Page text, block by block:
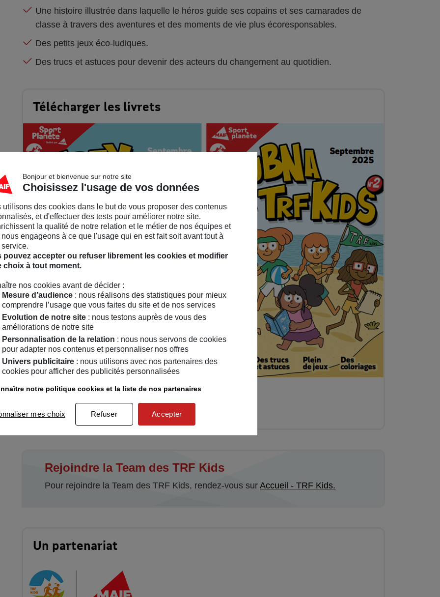
Une histoire illustrée dans laquelle le héros guide ses copains et ses camarades de
classe à travers des aventures et des moments de vie plus écoresponsables.
Des petits jeux éco-ludiques.
Des trucs et astuces pour devenir des acteurs du changement au quotidien.
Télécharger les livrets
N°1 : Marty et la TFR Kids (PDF - 2 Mo)
N°2 : Marty et la TFR Kids (PDF - 3 Mo)
Rejoindre la Team des TRF Kids
Pour rejoindre la Team des TRF Kids, rendez-vous sur Accueil - TRF Kids.
Un partenariat
Bonjour et bienvenue sur notre site
Choisissez l'usage de vos données
utilisons des cookies dans le but de vous proposer des contenus
et d'effectuer des tests pour améliorer notre site.
la qualité de notre relation et le métier de nos équipes et
nous engageons à ce que l'usage qui en est fait soit avant tout à
pouvez accepter ou refuser librement les cookies et modifier
choix à tout moment.
nos cookies avant de décider :
Mesure d’audience : nous réalisons des statistiques pour mieux
comprendre l’usage que vous faites du site et de nos services
Evolution de notre site : nous testons auprès de vous des
améliorations de notre site
Personnalisation de la relation : nous nous servons de cookies
pour adapter nos contenus et personnaliser nos offres
Univers publicitaire : nous utilisons avec nos partenaires des
cookies pour afficher des publicités personnalisées
notre politique cookies et la liste de nos partenaires
mes choix Refuser Accepter